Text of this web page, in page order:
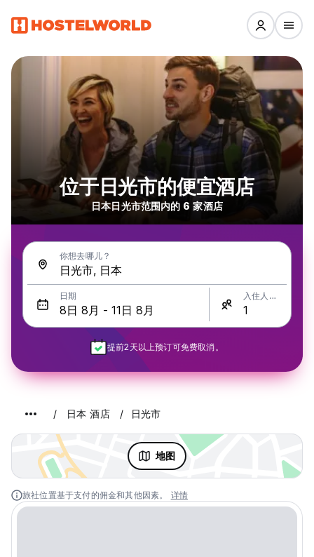
位于日光市的便宜酒店
日本日光市范围内的 6 家酒店
你想去哪儿？
日期 入住人数
提前2天以上预订可免费取消。
日本 酒店 日光市
地图
旅社位置基于支付的佣金和其他因素。 详情